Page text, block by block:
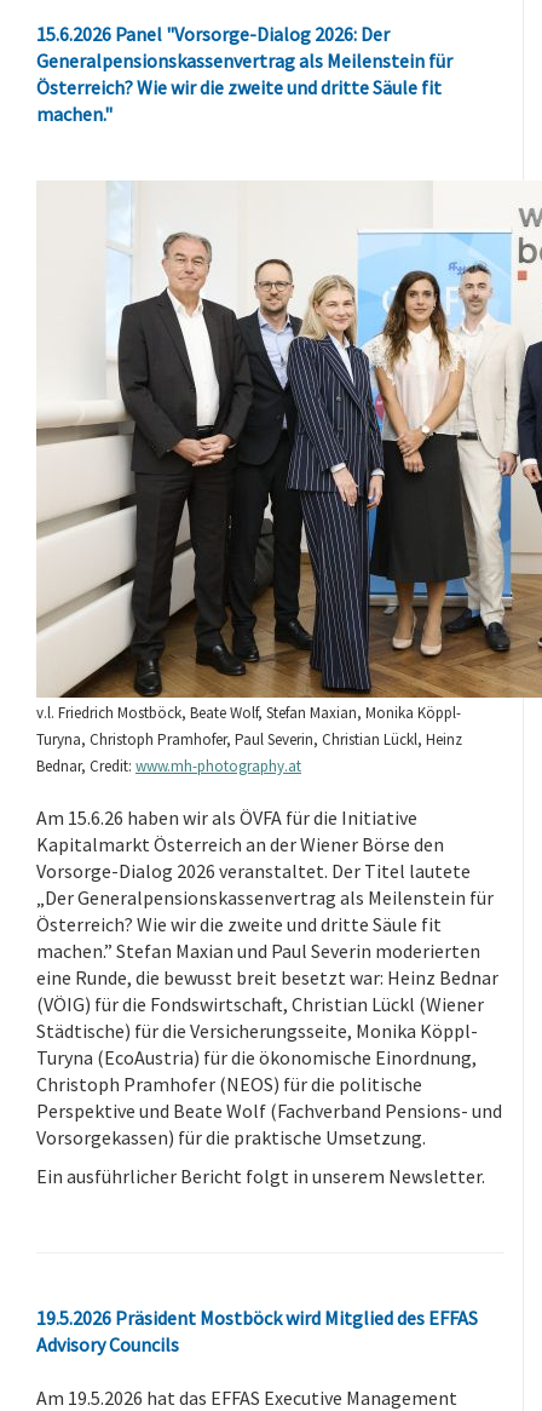
15.6.2026 Panel "Vorsorge-Dialog 2026: Der
Generalpensionskassenvertrag als Meilenstein für
Österreich? Wie wir die zweite und dritte Säule fit
machen."
v.l. Friedrich Mostböck, Beate Wolf, Stefan Maxian, Monika Köppl-
Turyna, Christoph Pramhofer, Paul Severin, Christian Lückl, Heinz
Bednar, Credit: www.mh-photography.at
Am 15.6.26 haben wir als ÖVFA für die Initiative
Kapitalmarkt Österreich an der Wiener Börse den
Vorsorge-Dialog 2026 veranstaltet. Der Titel lautete
„Der Generalpensionskassenvertrag als Meilenstein für
Österreich? Wie wir die zweite und dritte Säule fit
machen.” Stefan Maxian und Paul Severin moderierten
eine Runde, die bewusst breit besetzt war: Heinz Bednar
(VÖIG) für die Fondswirtschaft, Christian Lückl (Wiener
Städtische) für die Versicherungsseite, Monika Köppl-
Turyna (EcoAustria) für die ökonomische Einordnung,
Christoph Pramhofer (NEOS) für die politische
Perspektive und Beate Wolf (Fachverband Pensions- und
Vorsorgekassen) für die praktische Umsetzung.
Ein ausführlicher Bericht folgt in unserem Newsletter.
19.5.2026 Präsident Mostböck wird Mitglied des EFFAS
Advisory Councils
Am 19.5.2026 hat das EFFAS Executive Management